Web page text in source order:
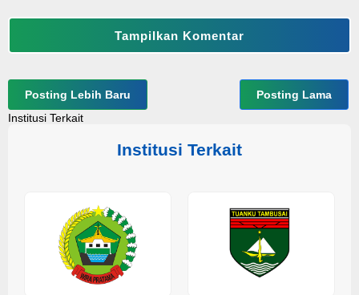
Tampilkan Komentar
Posting Lebih Baru
Posting Lama
Institusi Terkait
Institusi Terkait